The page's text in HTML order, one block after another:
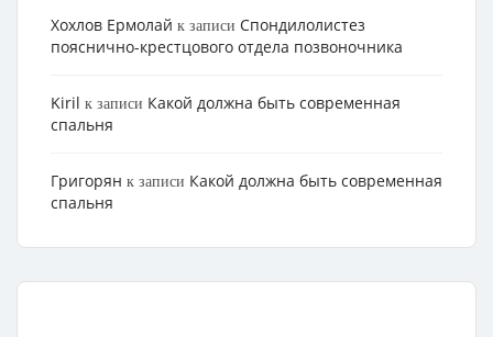
Хохлов Ермолай к записи Cпондилолистез
пояснично-крестцового отдела позвоночника
Kiril к записи Какой должна быть современная
спальня
Григорян к записи Какой должна быть современная
спальня